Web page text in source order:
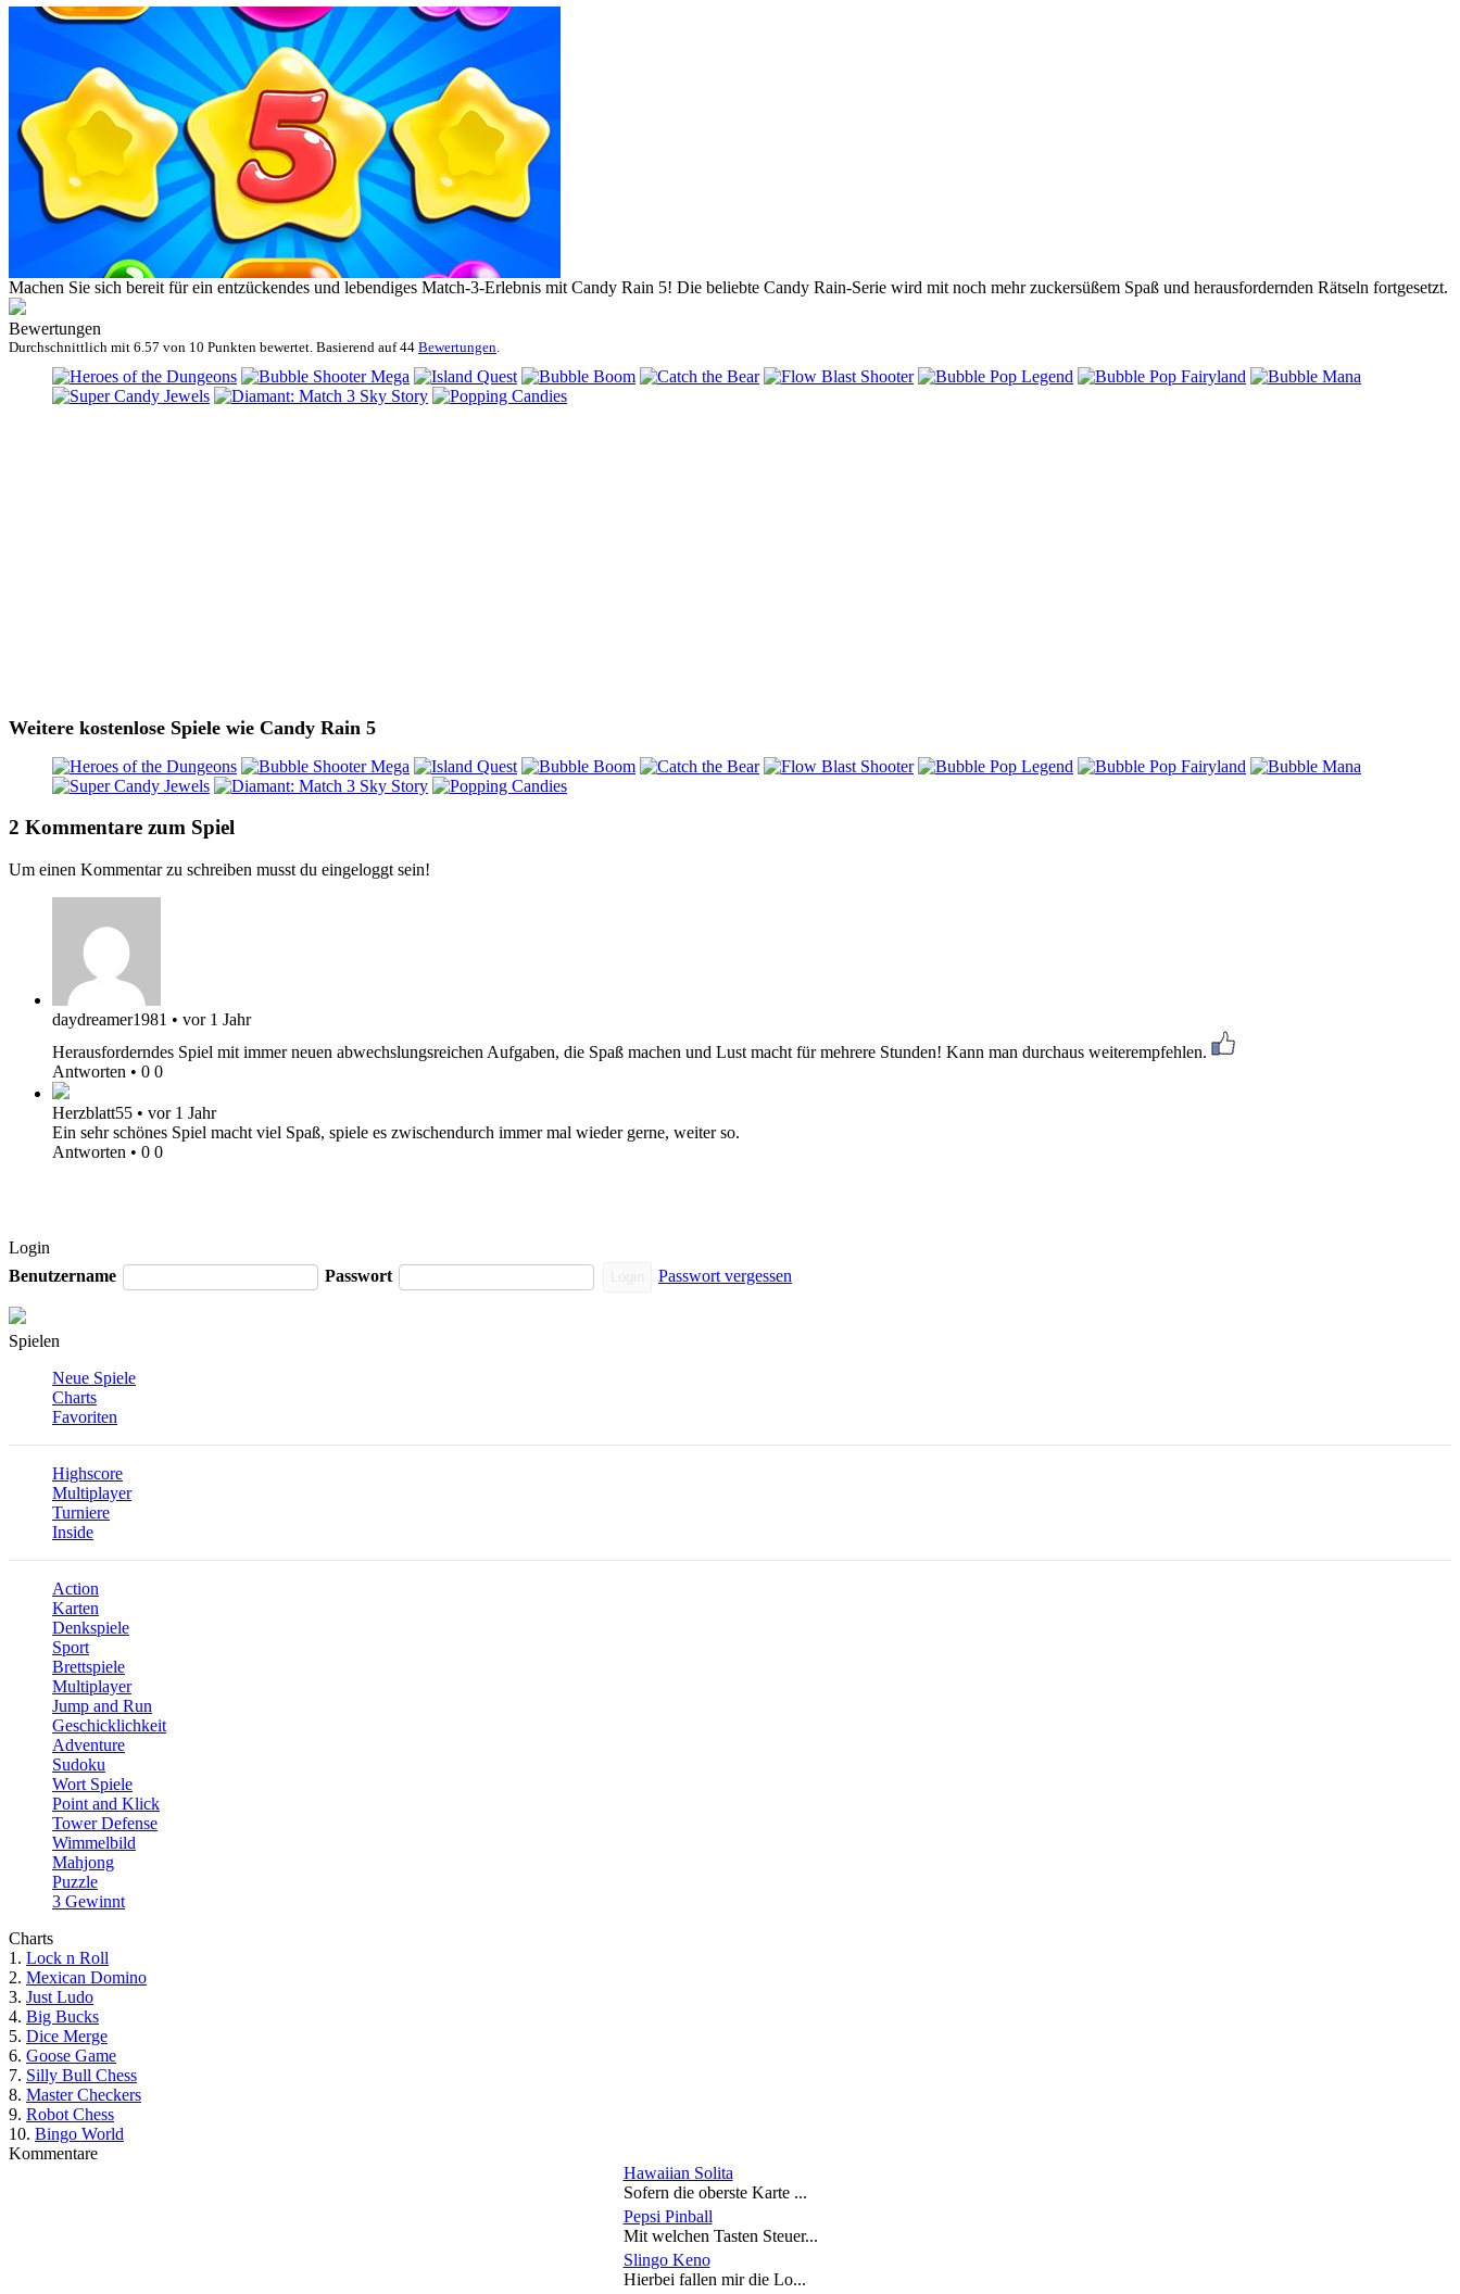
Machen Sie sich bereit für ein entzückendes und lebendiges Match-3-Erlebnis mit Candy Rain 5! Die beliebte Candy Rain-Serie wird mit noch mehr zuckersüßem Spaß und herausfordernden Rätseln fortgesetzt.
Bewertungen
Durchschnittlich mit 6.57 von 10 Punkten bewertet. Basierend auf44 Bewertungen
Weitere kostenlose Spiele wie Candy Rain 5
2 Kommentare zum Spiel
Um einen Kommentar zu schreiben musst du eingeloggt sein!
daydreamer1981 • vor 1 Jahr
Herausforderndes Spiel mit immer neuen abwechslungsreichen Aufgaben, die Spaß machen und Lust macht für mehrere Stunden! Kann man durchaus weiterempfehlen.
Antworten • 0 0
Herzblatt55 • vor 1 Jahr
Ein sehr schönes Spiel macht viel Spaß, spiele es zwischendurch immer mal wieder gerne, weiter so.
Antworten • 0 0
Login
Benutzername
Passwort Passwort vergessen
Spielen
Neue Spiele
Charts
Favoriten
Highscore
Multiplayer
Turniere
Inside
Action
Karten
Denkspiele
Sport
Brettspiele
Multiplayer
Jump and Run
Geschicklichkeit
Adventure
Sudoku
Wort Spiele
Point and Klick
Tower Defense
Wimmelbild
Mahjong
Puzzle
3 Gewinnt
Charts
1. Lock n Roll
2. Mexican Domino
3. Just Ludo
4. Big Bucks
5. Dice Merge
6. Goose Game
7. Silly Bull Chess
8. Master Checkers
9. Robot Chess
10. Bingo World
Kommentare
Hawaiian Solita
Sofern die oberste Karte ...
Pepsi Pinball
Mit welchen Tasten Steuer...
Slingo Keno
Hierbei fallen mir die Lo...